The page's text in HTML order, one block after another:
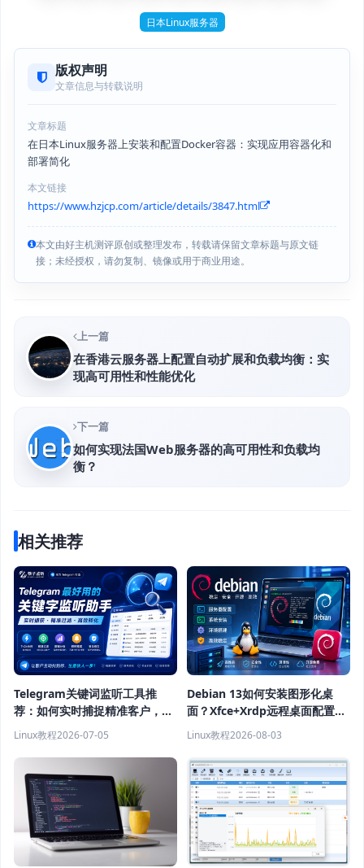
日本Linux服务器
版权声明
文章信息与转载说明
文章标题
在日本Linux服务器上安装和配置Docker容器：实现应用容器化和
部署简化
本文链接
https://www.hzjcp.com/article/details/3847.html
本文由好主机测评原创或整理发布，转载请保留文章标题与原文链
接；未经授权，请勿复制、镜像或用于商业用途。
上一篇
在香港云服务器上配置自动扩展和负载均衡：实
现高可用性和性能优化
下一篇
如何实现法国Web服务器的高可用性和负载均
衡？
相关推荐
Telegram关键词监听工具推
荐：如何实时捕捉精准客户，提
高获客效率？
Linux教程2026-07-05
Debian 13如何安装图形化桌
面？Xfce+Xrdp远程桌面配置教
程
Linux教程2026-08-03